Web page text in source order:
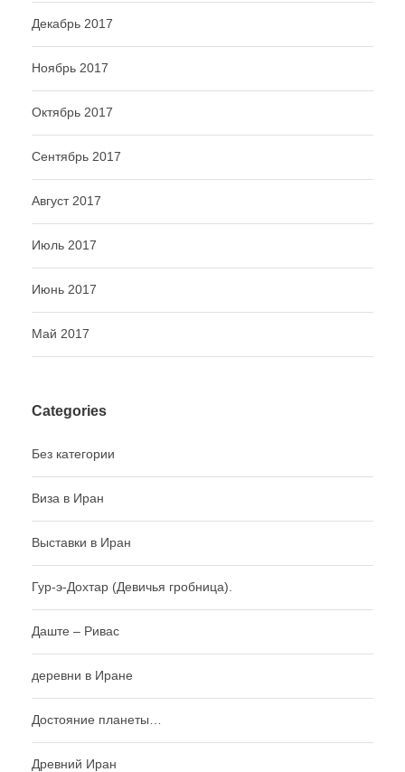
Декабрь 2017
Ноябрь 2017
Октябрь 2017
Сентябрь 2017
Август 2017
Июль 2017
Июнь 2017
Май 2017
Categories
Без категории
Виза в Иран
Выставки в Иран
Гур-э-Дохтар (Девичья гробница).
Даште – Ривас
деревни в Иране
Достояние планеты…
Древний Иран